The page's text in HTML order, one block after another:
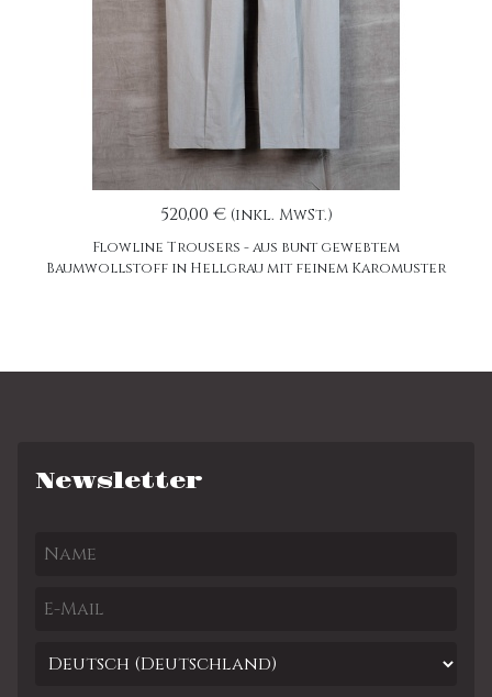
520,00 € (inkl. MwSt.)
Flowline Trousers - aus bunt gewebtem
Baumwollstoff in Hellgrau mit feinem Karomuster
Newsletter